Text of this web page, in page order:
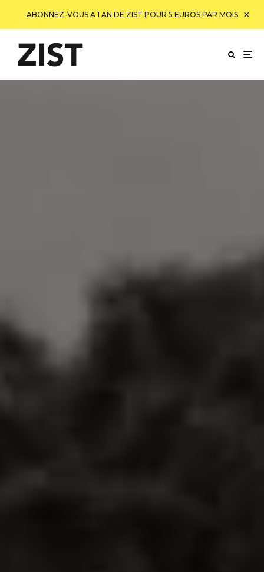
ABONNEZ-VOUS A 1 AN DE ZIST POUR 5 EUROS PAR MOIS